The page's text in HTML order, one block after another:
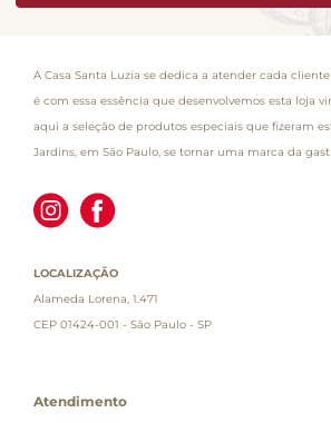
A Casa Santa Luzia se dedica a atender cada
é com essa essência que desenvolvemos esta loja
aqui a seleção de produtos especiais que fizeram
Jardins, em São Paulo, se tornar uma marca da
LOCALIZAÇÃO
Alameda Lorena, 1.471
CEP 01424-001 - São Paulo - SP
Atendimento